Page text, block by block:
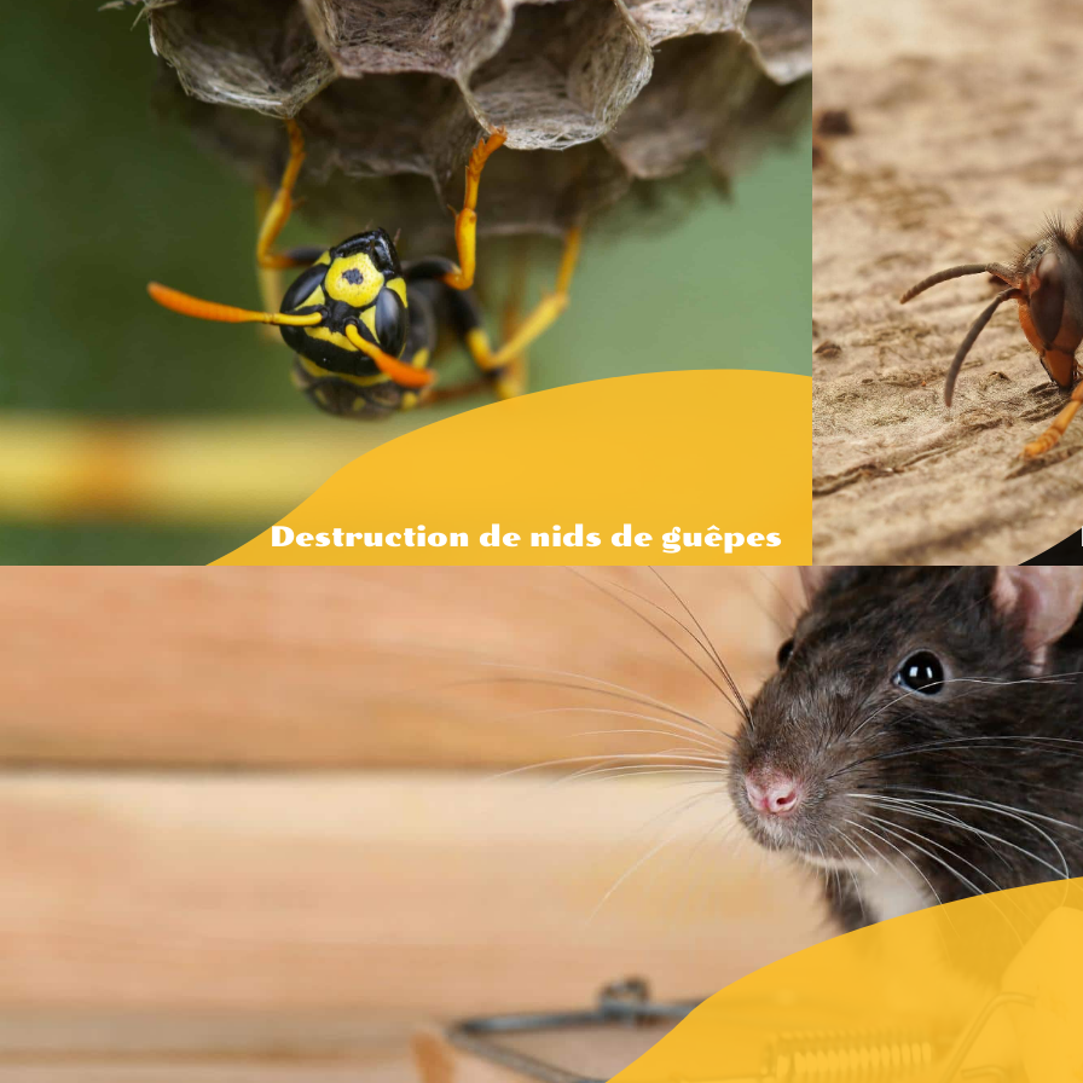
Destruction de nids de guêpes